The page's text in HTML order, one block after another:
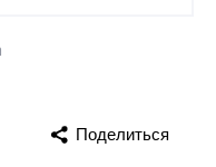
Поделиться